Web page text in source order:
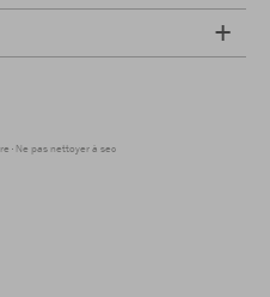
Ne pas nettoyer à sec